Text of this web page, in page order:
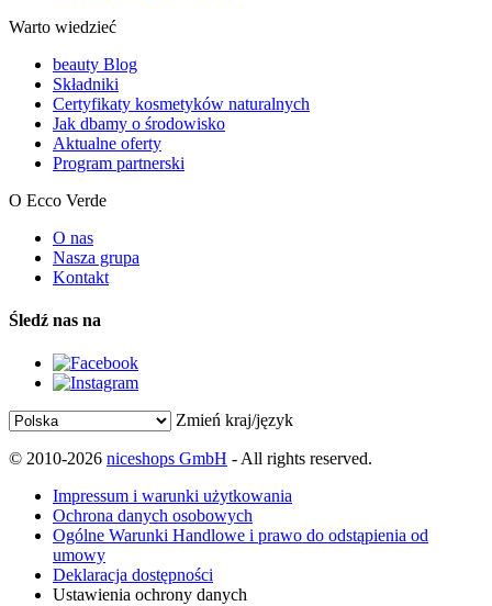
Warto wiedzieć
beauty Blog
Składniki
Certyfikaty kosmetyków naturalnych
Jak dbamy o środowisko
Aktualne oferty
Program partnerski
O Ecco Verde
O nas
Nasza grupa
Kontakt
Śledź nas na
Zmień kraj/język
© 2010-2026 niceshops GmbH - All rights reserved.
Impressum i warunki użytkowania
Ochrona danych osobowych
Ogólne Warunki Handlowe i prawo do odstąpienia od
umowy
Deklaracja dostępności
Ustawienia ochrony danych